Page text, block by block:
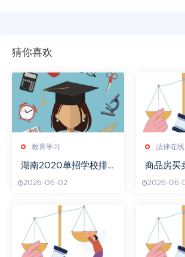
猜你喜欢
教育学习
湖南2020单招学校排
2026-06-02
法律在线
商品房买
2026-06-